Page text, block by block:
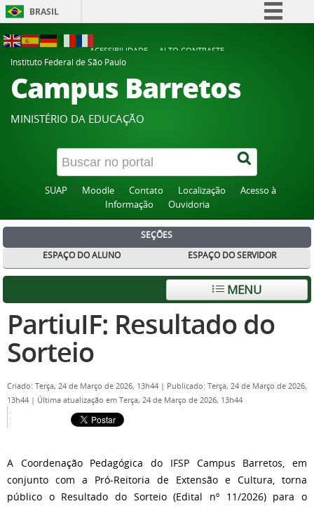
BRASIL
Participe
Acesso à informação
Canais
ACESSIBILIDADE
ALTO CONTRASTE
Instituto Federal de São Paulo
Campus Barretos
MINISTÉRIO DA EDUCAÇÃO
SUAP Moodle Contato Localização
Acesso à
Informação
Ouvidoria
SEÇÕES
ESPAÇO DO ALUNO
ESPAÇO DO SERVIDOR
MENU
PartiuIF: Resultado do
Sorteio
Criado: Terça, 24 de Março de 2026, 13h44 | Publicado: Terça, 24 de Março de 2026,
13h44 | Última atualização em Terça, 24 de Março de 2026, 13h44
A Coordenação Pedagógica do IFSP Campus Barretos, em
conjunto com a Pró-Reitoria de Extensão e Cultura, torna
público o Resultado do Sorteio (Edital nº 11/2026) para o